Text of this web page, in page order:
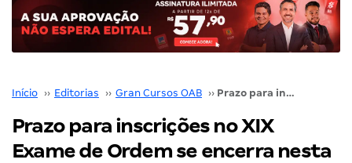
Início ›› Editorias ›› Gran Cursos OAB ›› Prazo para inscrições no XIX Exame de Ordem se encerra nesta segunda, dia 15!
Prazo para inscrições no XIX
Exame de Ordem se encerra nesta